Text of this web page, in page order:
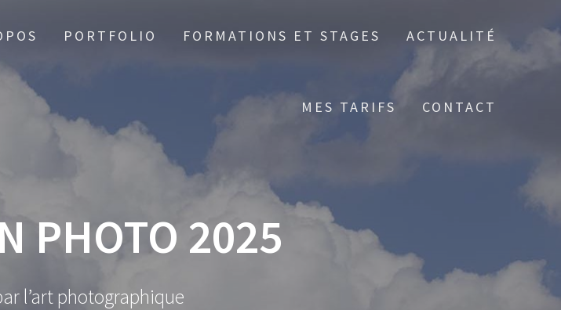
PORTFOLIO FORMATIONS ET STAGES ACTUALITÉ
MES TARIFS CONTACT
PHOTO 2025
l’art photographique